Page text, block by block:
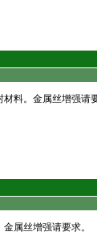
料。金属丝增强请要
属丝增强请要求。